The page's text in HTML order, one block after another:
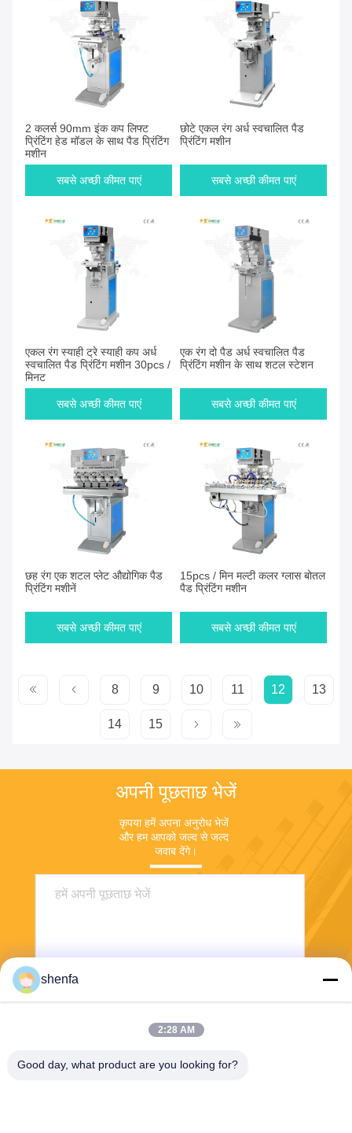
2 कलर्स 90mm इंक कप लिफ्ट
प्रिंटिंग हेड मॉडल के साथ पैड प्रिंटिंग
मशीन
सबसे अच्छी कीमत पाएं
छोटे एकल रंग अर्ध स्वचालित पैड
प्रिंटिंग मशीन
सबसे अच्छी कीमत पाएं
एकल रंग स्याही ट्रे स्याही कप अर्ध
स्वचालित पैड प्रिंटिंग मशीन 30pcs /
मिनट
सबसे अच्छी कीमत पाएं
एक रंग दो पैड अर्ध स्वचालित पैड
प्रिंटिंग मशीन के साथ शटल स्टेशन
सबसे अच्छी कीमत पाएं
छह रंग एक शटल प्लेट औद्योगिक पैड
प्रिंटिंग मशीनें
सबसे अच्छी कीमत पाएं
15pcs / मिन मल्टी कलर ग्लास बोतल
पैड प्रिंटिंग मशीन
सबसे अच्छी कीमत पाएं
8 9 10 11 12 13
14 15
अपनी पूछताछ भेजें
कृपया हमें अपना अनुरोध भेजें
और हम आपको जल्द से जल्द
जवाब देंगे।
shenfa
2:28 AM
Good day, what product are you looking for?